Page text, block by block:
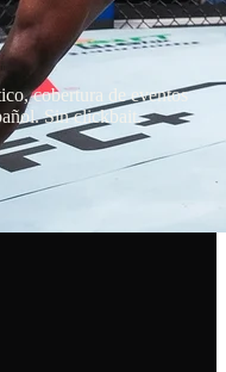
cobertura de eventos
Sin clickbait.